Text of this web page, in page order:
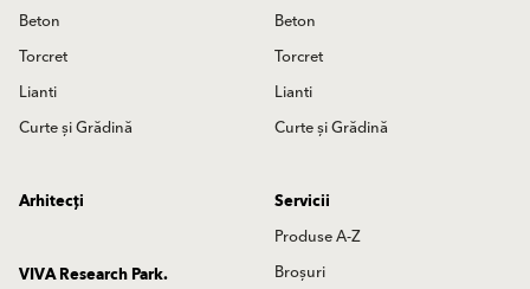
Beton
Torcret
Lianti
Curte și Grădină
Beton
Torcret
Lianti
Curte și Grădină
Arhitecți
Servicii
Produse A-Z
Broșuri
VIVA Research Park.